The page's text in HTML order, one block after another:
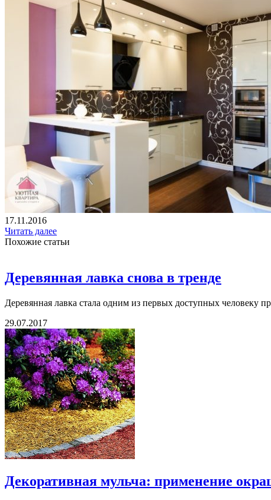
17.11.2016
Читать далее
Похожие статьи
Деревянная лавка снова в тренде
Деревянная лавка стала одним из первых доступных человеку
29.07.2017
Декоративная мульча: применение